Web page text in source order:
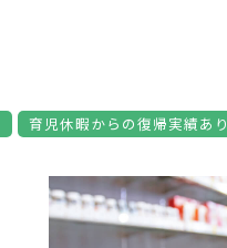
育児休暇からの復帰実績あり